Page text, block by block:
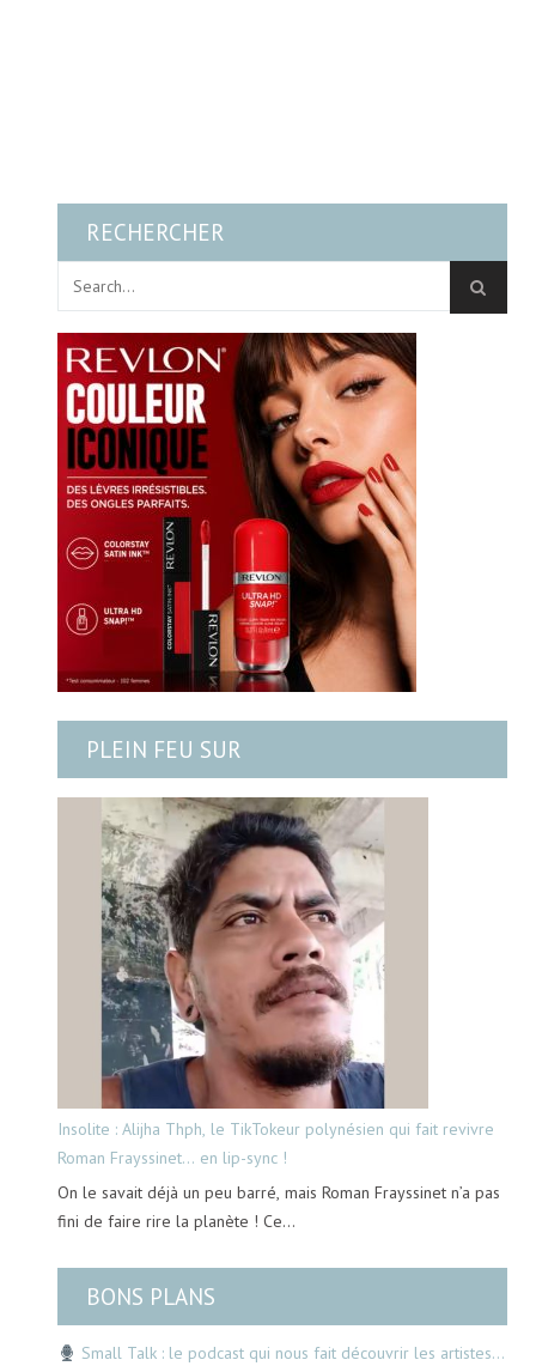
RECHERCHER
PLEIN FEU SUR
Insolite : Alijha Thph, le TikTokeur polynésien qui fait revivre
Roman Frayssinet… en lip-sync !
On le savait déjà un peu barré, mais Roman Frayssinet n’a pas
fini de faire rire la planète ! Ce…
BONS PLANS
Small Talk : le podcast qui nous fait découvrir les artistes…